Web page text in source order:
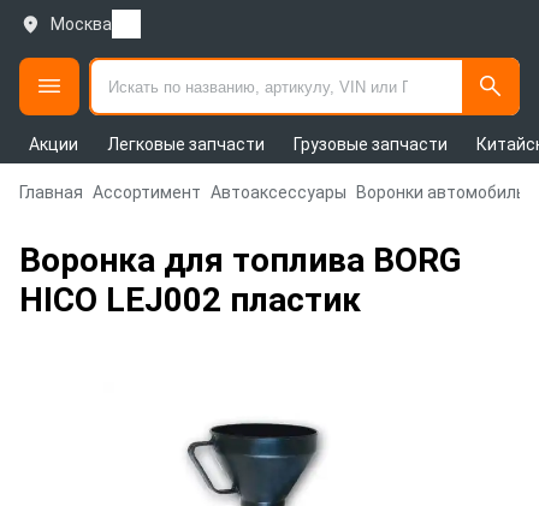
Москва
Акции Легковые запчасти Грузовые запчасти
Главная Ассортимент Автоаксессуары Воронки
Воронка для топлива BORG
HICO LEJ002 пластик